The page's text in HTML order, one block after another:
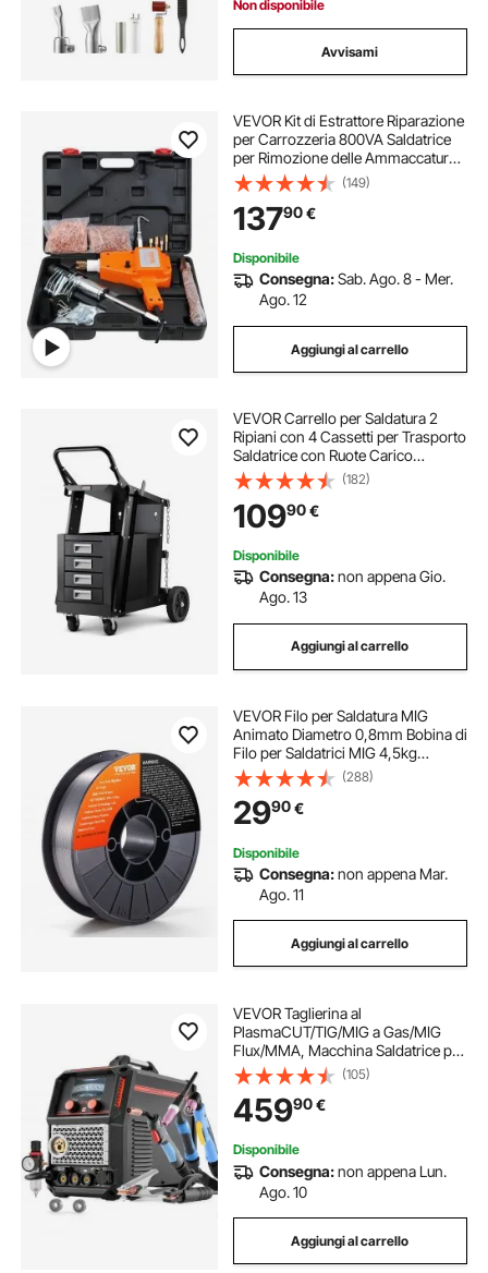
Non disponibile
Avvisami
VEVOR Kit di Estrattore Riparazione
per Carrozzeria 800VA Saldatrice
per Rimozione delle Ammaccature
Saldatore a Punti 32x24cm,
Strumenti per la Riparazione delle
Ammaccature per Carrozzeria
Autocarri
(149)
13790€
Disponibile
Consegna:Sab. Ago. 8 - Mer.
Ago. 12
Aggiungi al carrello
VEVOR Carrello per Saldatura 2
Ripiani con 4 Cassetti per Trasporto
Saldatrice con Ruote Carico
Massimo 100-120 kg Carrello per
Attrezzatura di Saldatura con 2
Portabombole di Gas Catene di
Sicurezza
(182)
10990€
Disponibile
Consegna:non appena Gio.
Ago. 13
Aggiungi al carrello
VEVOR Filo per Saldatura MIG
Animato Diametro 0,8mm Bobina di
Filo per Saldatrici MIG 4,5kg
Portatile in Acciaio Morbido
200mm, Filo di Saldatura Trazione
Massima 560 MPa per Saldatrici
MIG con Bobina
(288)
2990€
Disponibile
Consegna:non appena Mar.
Ago. 11
Aggiungi al carrello
VEVOR Taglierina al
PlasmaCUT/TIG/MIG a Gas/MIG
Flux/MMA, Macchina Saldatrice per
Taglio al Plasma Senza Contatto da
50 A Saldatrice Sinergica da 200 A,
Compatibile con Pistola a Bobina
(105)
45990€
Disponibile
Consegna:non appena Lun.
Ago. 10
Aggiungi al carrello